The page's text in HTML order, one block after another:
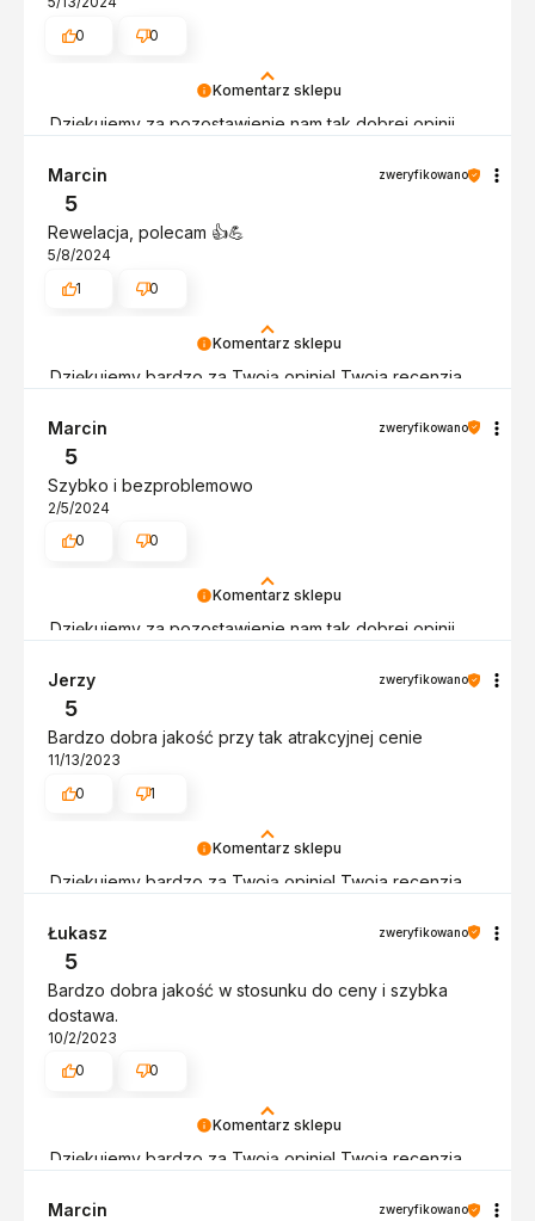
Komentarz sklepu
Dziękujemy za pozostawienie nam tak dobrej opinii.
recenzja potwierdza nasze wysiłki - dziękujemy raz
jeszcze - do szybkiego zobaczenia!
0
0
Komentarz sklepu
Dziękujemy bardzo za Twoją opinię! Twoja recenzja
na właściwym torze :) Z pozdrowieniami, obsługa
sklepu.
Marcin zweryfikowano
5
Rewelacja, polecam 👍️💪
5/8/2024
1
0
Komentarz sklepu
Dziękujemy za pozostawienie nam tak dobrej opinii.
recenzja potwierdza nasze wysiłki - dziękujemy raz
jeszcze - do szybkiego zobaczenia!
Marcin zweryfikowano
5
Szybko i bezproblemowo
2/5/2024
0
0
Komentarz sklepu
Dziękujemy bardzo za Twoją opinię! Twoja recenzja
na właściwym torze :) Z pozdrowieniami, obsługa
sklepu.
Jerzy zweryfikowano
5
Bardzo dobra jakość przy tak atrakcyjnej cenie
11/13/2023
0
1
Komentarz sklepu
Dziękujemy bardzo za Twoją opinię! Twoja recenzja
na właściwym torze :) Z pozdrowieniami, obsługa
Łukasz zweryfikowano
5
Bardzo dobra jakość w stosunku do ceny i szybka
dostawa.
10/2/2023
0
0
Marcin zweryfikowano